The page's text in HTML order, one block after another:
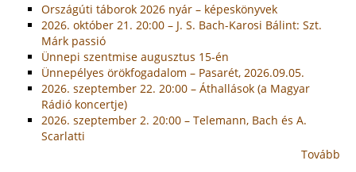
Országúti táborok 2026 nyár – képeskönyvek
2026. október 21. 20:00 – J. S. Bach-Karosi Bálint: Szt.
Márk passió
Ünnepi szentmise augusztus 15-én
Ünnepélyes örökfogadalom – Pasarét, 2026.09.05.
2026. szeptember 22. 20:00 – Áthallások (a Magyar
Rádió koncertje)
2026. szeptember 2. 20:00 – Telemann, Bach és A.
Scarlatti
Tovább